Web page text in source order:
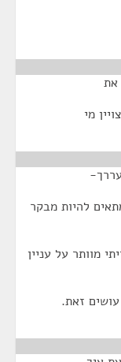
את
מי
להיות מבקר
מוותר על עניין
עושים זאת.